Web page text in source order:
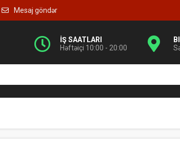
Mesaj göndər
İŞ SAATLARI
Həftəiçi 10:00 - 20:00